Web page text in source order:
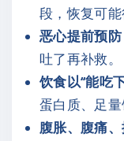
段，恢复可能
恶心提前预防
吐了再补救。
饮食以“能吃
蛋白质、足量
腹胀、腹痛